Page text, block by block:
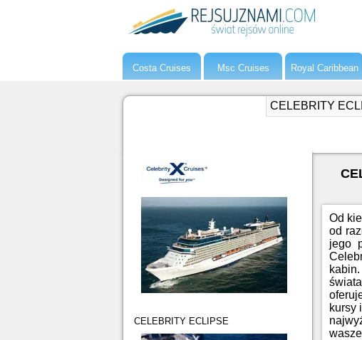
Costa Cruises Msc Cruises Royal Caribbean
CELEBRITY
CELEBRITY ECLIPSE
Od
od
jego
kursy